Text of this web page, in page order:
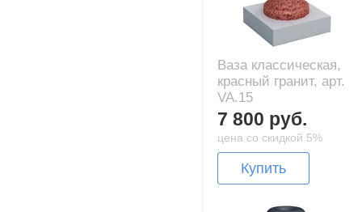
Ваза классическая,
красный гранит, арт.
VA.15
7 800 руб.
цена со скидкой 5%
Купить